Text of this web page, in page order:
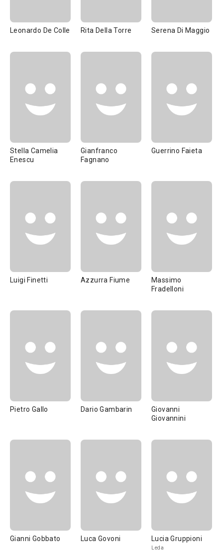
Leonardo De Colle Rita Della Torre Serena Di Maggio
Stella Camelia
Enescu
Gianfranco
Fagnano
Guerrino Faieta
Luigi Finetti Azzurra Fiume
Massimo
Fradelloni
Pietro Gallo Dario Gambarin
Giovanni
Giovannini
Gianni Gobbato Luca Govoni Lucia Gruppioni
Leda